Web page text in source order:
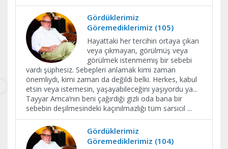
Gördüklerimiz
Göremediklerimiz (105)
Hayattaki her tercihin ortaya çıkan
veya çıkmayan, görülmüş veya
görülmek istenmemiş bir sebebi
vardı şüphesiz. Sebepleri anlamak kimi zaman
önemliydi, kimi zaman da değildi belki. Herkes, kabul
etsin veya istemesin, yaşayabileceğini yaşıyordu ya...
Tayyar Amca’nın beni çağırdığı gizli oda bana bir
sebebin deşilmesindeki kaçınılmazlığı tüm sarsıcıl ...
Gördüklerimiz
Göremediklerimiz (104)